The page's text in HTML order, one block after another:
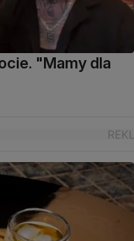
"Mamy dla